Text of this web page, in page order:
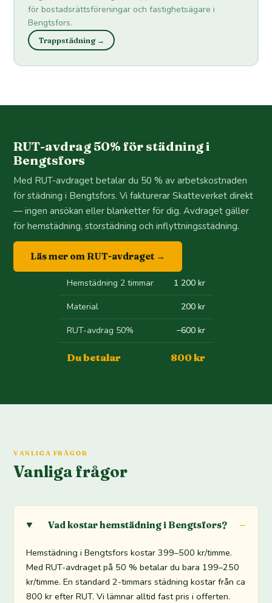
för bostadsrättsföreningar och fastighetsägare i
Bengtsfors.
Trappstädning →
RUT-avdrag 50% för städning i
Bengtsfors
Med RUT-avdraget betalar du 50 % av arbetskostnaden
för städning i Bengtsfors. Vi fakturerar Skatteverket direkt
— ingen ansökan eller blanketter för dig. Avdraget gäller
för hemstädning, storstädning och inflyttningsstädning.
Läs mer om RUT-avdraget →
Hemstädning 2 timmar 1 200 kr
Material 200 kr
RUT-avdrag 50% −600 kr
Du betalar 800 kr
VANLIGA FRÅGOR
Vanliga frågor
Vad kostar hemstädning i Bengtsfors?
Hemstädning i Bengtsfors kostar 399–500 kr/timme.
Med RUT-avdraget på 50 % betalar du bara 199–250
kr/timme. En standard 2-timmars städning kostar från ca
800 kr efter RUT. Vi lämnar alltid fast pris i offerten.